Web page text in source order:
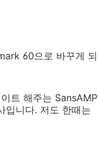
60으로 바꾸게 되
트 해주는 SansAMP
입니다. 저도 한때는